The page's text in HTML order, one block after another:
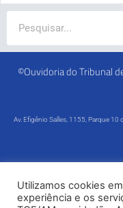
©Ouvidoria do Tribunal
Av. Efigênio Salles, 1155, Parque 10
Utilizamos cookies
experiência e os